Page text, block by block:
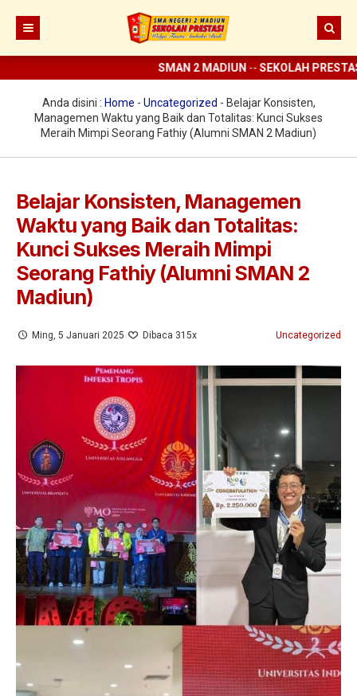
Berita
Prestasi
Profil
Sejarah
Visi Misi SMAN 2 Madiun
Struktur Organisasi
Sarana dan Prasarana
Ekstrakurikuler
Pramuka
SCC
KIR
Koperasi
Jurnalistik
Digital Sekolah
ELITE
E-learning
Aplikasi KBM
Guru dan Karyawan
SMAN 2 MADIUN--SEKOLAH PRESTASI--
Anda disini : Home - Uncategorized - Belajar Konsisten,
Managemen Waktu yang Baik dan Totalitas: Kunci Sukses
Meraih Mimpi Seorang Fathiy (Alumni SMAN 2 Madiun)
Belajar Konsisten, Managemen
Waktu yang Baik dan Totalitas:
Kunci Sukses Meraih Mimpi
Seorang Fathiy (Alumni SMAN 2
Madiun)
Ming, 5 Januari 2025 Dibaca 315x Uncategorized